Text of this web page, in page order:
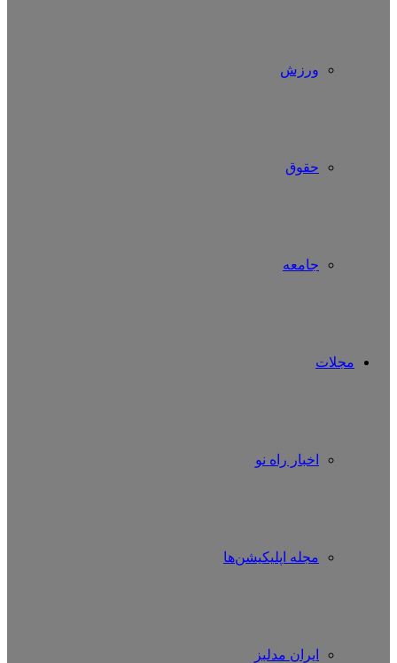
ورزش
حقوق
جامعه
مجلات
اخبار راه نو
مجله اپلیکیشن‌ها
ایران مدلبز